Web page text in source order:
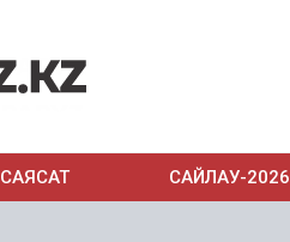
САЯСАТ САЙЛАУ-2026